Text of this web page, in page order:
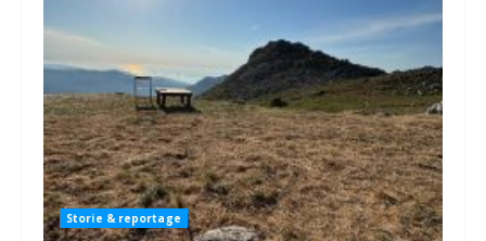
Storie & reportage